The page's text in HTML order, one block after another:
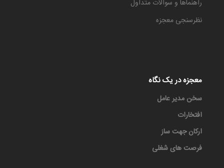
راهنماها و سوالات متداول
نظرسنجی معجزه
معجزه در یک نگاه
سخن مدیر عامل
افتخارات
ارکان جهت ساز
فرصت های شغلی